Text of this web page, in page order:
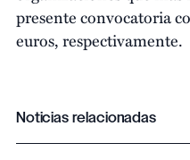
presente convocatoria
euros, respectivamente.
Noticias relacionadas